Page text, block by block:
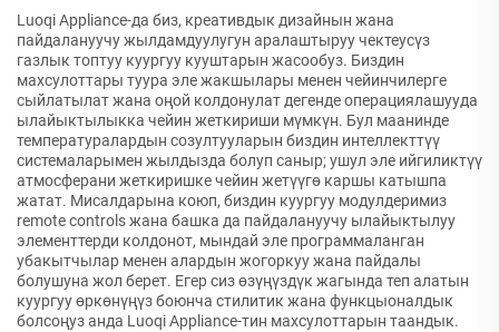
Luoqi Appliance-да биз, креативдык дизайнын жана
пайдалануучу жылдамдуулугун аралаштыруу чектеусүз
газлык топтуу куургуу кууштарын жасообуз. Биздин
махсулоттары туура эле жакшылары менен чейинчилерге
сыйлатылат жана оңой колдонулат дегенде операциялашууда
ылайыктылыкка чейин жеткириши мүмкүн. Бул маанинде
температуралардын созултууларын биздин интеллекттүү
системаларымен жылдызда болуп саныр; ушул эле ийгиликтүү
атмосферани жеткиришке чейин жетүүгө каршы катышпа
жатат. Мисалдарына коюп, биздин куургуу модулдеримиз
remote controls жана башка да пайдалануучу ылайыктылуу
элементтерди колдонот, мындай эле программаланган
убакытчылар менен алардын жогоркуу жана пайдалы
болушуна жол берет. Егер сиз өзүңүздүк жагында теп алатын
куургуу өркөнүңүз боюнча стилитик жана функцыоналдык
болсоңуз анда Luoqi Appliance-тин махсулоттарын таандык.